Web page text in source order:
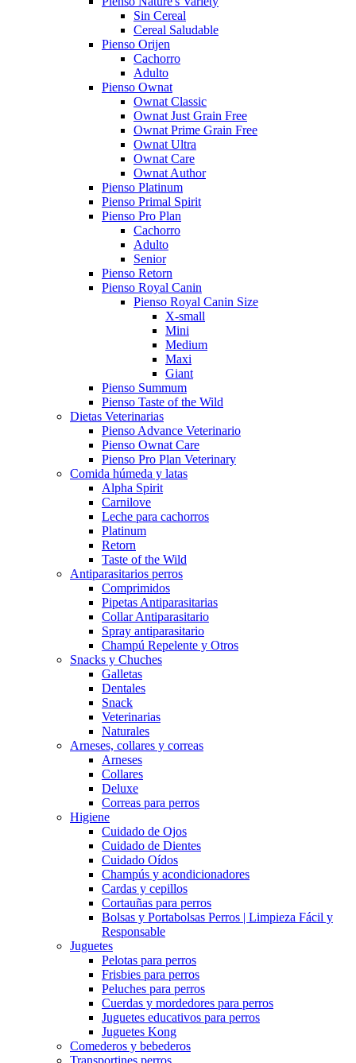
Sin Cereal
Cereal Saludable
Pienso Orijen
Cachorro
Adulto
Pienso Ownat
Ownat Classic
Ownat Just Grain Free
Ownat Prime Grain Free
Ownat Ultra
Ownat Care
Ownat Author
Pienso Platinum
Pienso Primal Spirit
Pienso Pro Plan
Cachorro
Adulto
Senior
Pienso Retorn
Pienso Royal Canin
Pienso Royal Canin Size
X-small
Mini
Medium
Maxi
Giant
Pienso Summum
Pienso Taste of the Wild
Dietas Veterinarias
Pienso Advance Veterinario
Pienso Ownat Care
Pienso Pro Plan Veterinary
Comida húmeda y latas
Alpha Spirit
Carnilove
Leche para cachorros
Platinum
Retorn
Taste of the Wild
Antiparasitarios perros
Comprimidos
Pipetas Antiparasitarias
Collar Antiparasitario
Spray antiparasitario
Champú Repelente y Otros
Snacks y Chuches
Galletas
Dentales
Snack
Veterinarias
Naturales
Arneses, collares y correas
Arneses
Collares
Deluxe
Correas para perros
Higiene
Cuidado de Ojos
Cuidado de Dientes
Cuidado Oídos
Champús y acondicionadores
Cardas y cepillos
Cortauñas para perros
Bolsas y Portabolsas Perros | Limpieza Fácil y
Responsable
Juguetes
Pelotas para perros
Frisbies para perros
Peluches para perros
Cuerdas y mordedores para perros
Juguetes educativos para perros
Juguetes Kong
Comederos y bebederos
Transportines perros